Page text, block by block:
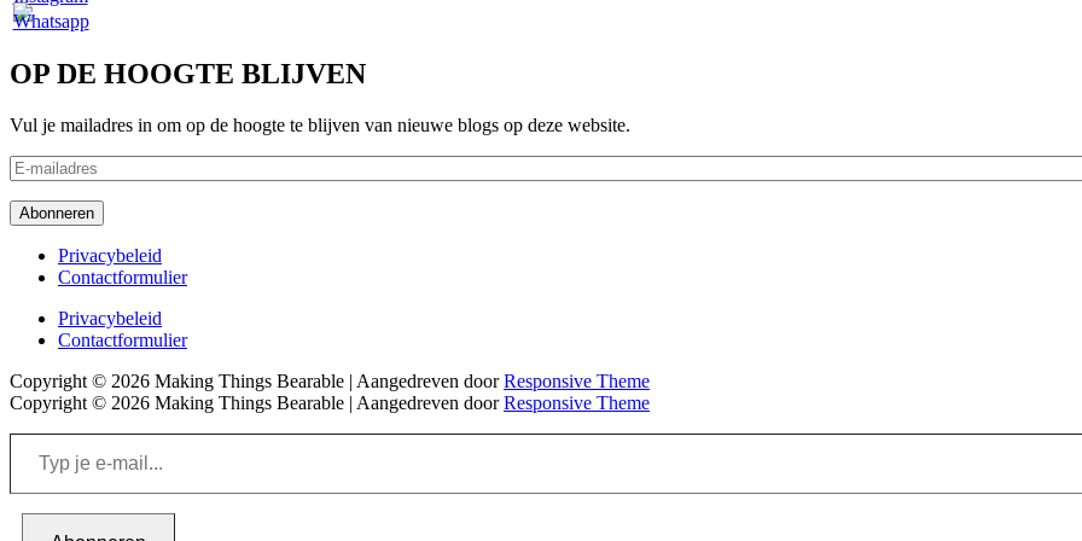
OP DE HOOGTE BLIJVEN
Vul je mailadres in om op de hoogte te blijven van nieuwe blogs op deze website.
E-
mailadres
Abonneren
Footer
menu
Privacybeleid
Contactformulier
Footer
menu
Privacybeleid
Contactformulier
Copyright © 2026 Making Things Bearable | Aangedreven doorResponsive Theme
Copyright © 2026 Making Things Bearable | Aangedreven doorResponsive Theme